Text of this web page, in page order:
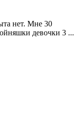
нет. Мне 30
девочки 3 ...